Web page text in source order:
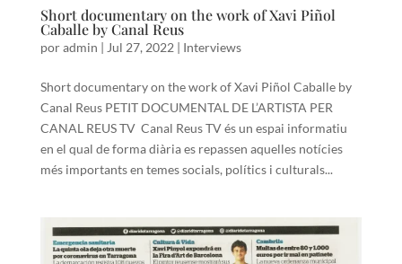
Short documentary on the work of Xavi Piñol
Caballe by Canal Reus
poradmin | Jul 27, 2022 | Interviews
Short documentary on the work of Xavi Piñol Caballe by
Canal Reus PETIT DOCUMENTAL DE L’ARTISTA PER
CANAL REUS TV Canal Reus TV és un espai informatiu
en el qual de forma diària es repassen aquelles notícies
més importants en temes socials, polítics i culturals...